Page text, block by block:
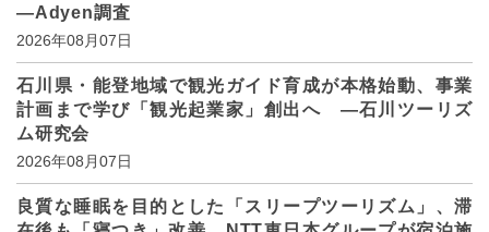
―Adyen調査
2026年08月07日
石川県・能登地域で観光ガイド育成が本格始動、事業
計画まで学び「観光起業家」創出へ ―石川ツーリズ
ム研究会
2026年08月07日
良質な睡眠を目的とした「スリープツーリズム」、滞